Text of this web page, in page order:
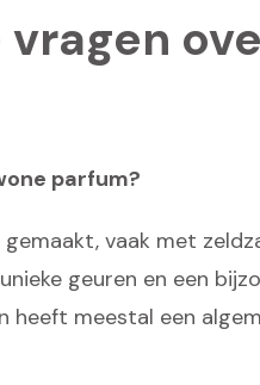
parfum?
vaak met
geuren en een
meestal een